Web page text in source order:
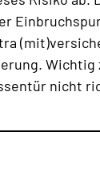
nicht